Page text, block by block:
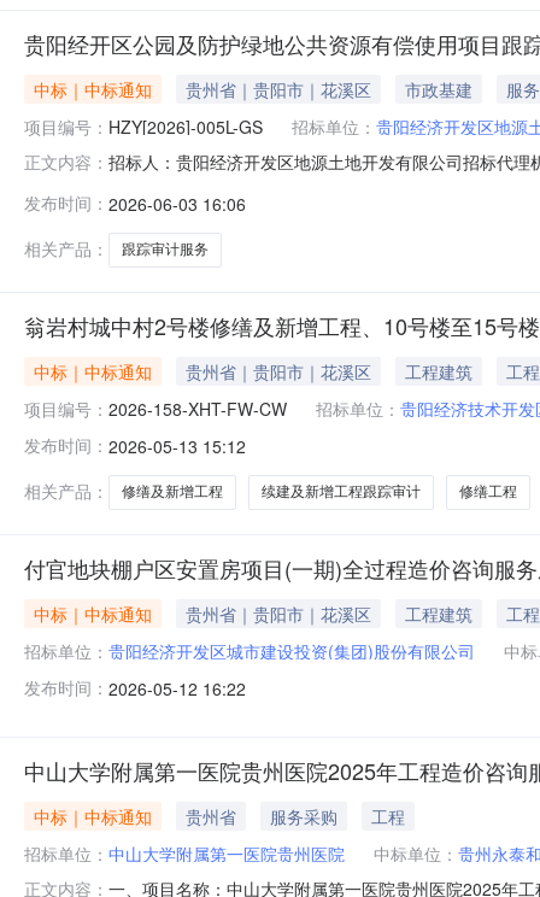
贵阳经开区公园及防护绿地公共资源有偿使用项目跟
中标｜中标通知 贵州省｜贵阳市｜花溪区 市政基建
服务
项目编号： HZY[2026]-005L-GS 招标单位： 贵阳经济开发区地源
正文内容： 招标人：贵阳经济开发区地源土地开发有限公司招标代
公园及防护绿地公共资源有偿使用项目跟踪审计中标公
发布时间： 2026-06-03 16:06
相关产品：
跟踪审计服务
翁岩村城中村2号楼修缮及新增工程、10号楼至15号
中标｜中标通知 贵州省｜贵阳市｜花溪区 工程建筑
工程
项目编号： 2026-158-XHT-FW-CW 招标单位： 贵阳经济技术开
发布时间： 2026-05-13 15:12
相关产品：
修缮及新增工程 续建及新增工程跟踪审计 修缮工程
付官地块棚户区安置房项目(一期)全过程造价咨询服
中标｜中标通知 贵州省｜贵阳市｜花溪区 工程建筑
工程
招标单位： 贵阳经济开发区城市建设投资(集团)股份有限公司
中
发布时间： 2026-05-12 16:22
中山大学附属第一医院贵州医院2025年工程造价咨询
中标｜中标通知 贵州省 服务采购
工程
招标单位： 中山大学附属第一医院贵州医院 中标单位： 贵州永泰
正文内容： 一、项目名称：中山大学附属第一医院贵州医院2025年